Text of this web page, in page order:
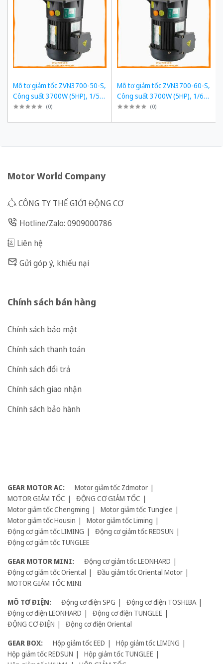
Mô tơ giảm tốc ZVN3700-50-S,
Công suất 3700W (5HP), 1/50,
Chân đế
(0)
Mô tơ giảm tốc ZVN3700-60-S,
Công suất 3700W (5HP), 1/60,
Chân đế
(0)
Motor World Company
CÔNG TY THẾ GIỚI ĐỘNG CƠ
Hotline/Zalo: 0909000786
Liên hệ
Gửi góp ý, khiếu nại
Chính sách bán hàng
Chính sách bảo mật
Chính sách thanh toán
Chính sách đổi trả
Chính sách giao nhận
Chính sách bảo hành
GEAR MOTOR AC:
Motor giảm tốc Zdmotor
MOTOR GIẢM TỐC
ĐỘNG CƠ GIẢM TỐC
Motor giảm tốc Chengming
Motor giảm tốc Tunglee
Motor giảm tốc Housin
Motor giảm tốc Liming
Động cơ giảm tốc LIMING
Động cơ giảm tốc REDSUN
Động cơ giảm tốc TUNGLEE
GEAR MOTOR MINI:
Động cơ giảm tốc LEONHARD
Động cơ giảm tốc Oriental
Đầu giảm tốc Oriental Motor
MOTOR GIẢM TỐC MINI
MÔ TƠ ĐIỆN:
Động cơ điện SPG
Động cơ điện TOSHIBA
Động cơ điện LEONHARD
Động cơ điện TUNGLEE
ĐỘNG CƠ ĐIỆN
Động cơ điện Oriental
GEAR BOX:
Hộp giảm tốc EED
Hộp giảm tốc LIMING
Hộp giảm tốc REDSUN
Hộp giảm tốc TUNGLEE